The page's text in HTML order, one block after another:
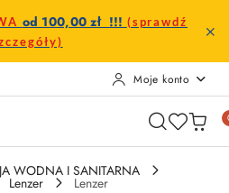
od 100,00 zł !!! (sprawdź
Moje konto
WODNA I SANITARNA
Lenzer Lenzer